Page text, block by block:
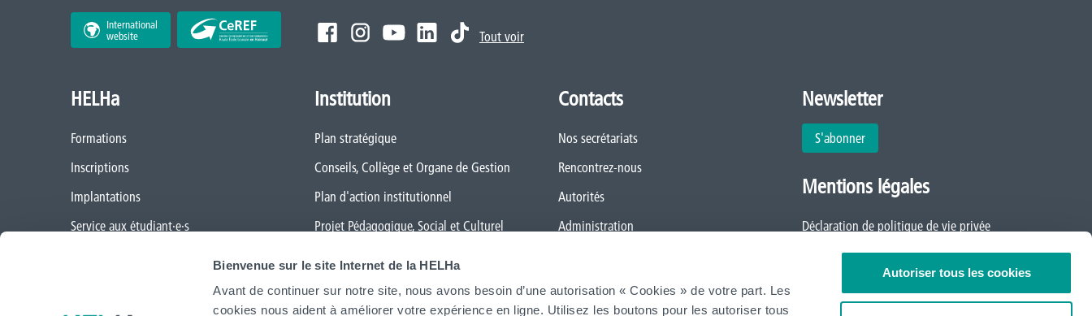
Bienvenue sur le site Internet de la HELHa
Avant de continuer sur notre site, nous avons besoin d’une autorisation « Cookies » de votre part. Les
cookies nous aident à améliorer votre expérience en ligne. Utilisez les boutons pour les autoriser tous
Autoriser tous les cookies
International
website
Tout voir
HELHa
Formations
Inscriptions
Implantations
Service aux étudiant·e·s
Institution
Plan stratégique
Conseils, Collège et Organe de Gestion
Plan d'action institutionnel
Projet Pédagogique, Social et Culturel
Démarche Qualité
Contacts
Nos secrétariats
Rencontrez-nous
Autorités
Administration
Presse
Newsletter
S'abonner
Mentions légales
Déclaration de politique de vie privée
Politique d'utilisation des cookies